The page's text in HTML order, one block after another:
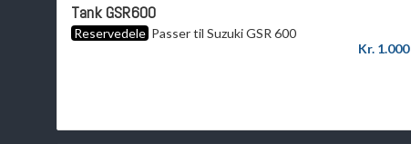
Tank GSR600
Reservedele Passer til Suzuki GSR 600
Kr. 1.000